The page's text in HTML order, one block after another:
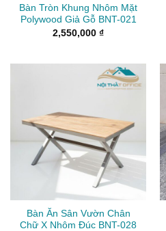
Bàn Tròn Khung Nhôm Mặt
Polywood Giả Gỗ BNT-021
2,550,000 ₫
Bàn Ăn Sân Vườn Chân
Chữ X Nhôm Đúc BNT-028